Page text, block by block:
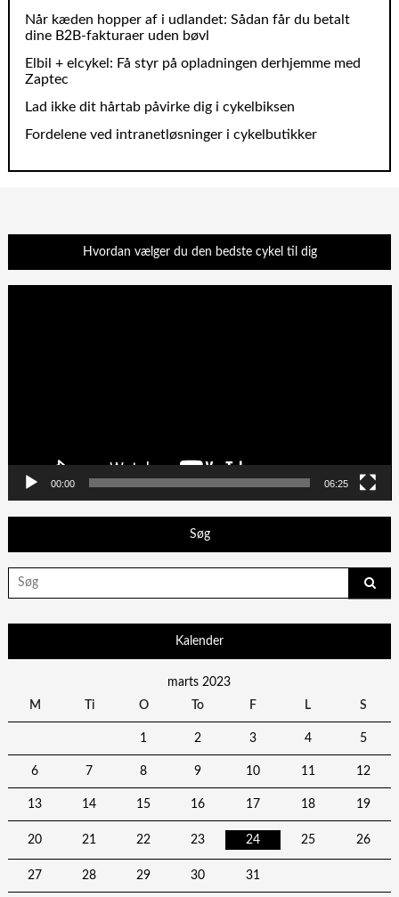
Når kæden hopper af i udlandet: Sådan får du betalt
dine B2B‑fakturaer uden bøvl
Elbil + elcykel: Få styr på opladningen derhjemme med
Zaptec
Lad ikke dit hårtab påvirke dig i cykelbiksen
Fordelene ved intranetløsninger i cykelbutikker
Hvordan vælger du den bedste cykel til dig
00:00 06:25
Søg
Search
for:
Kalender
marts 2023
M
Ti O To F L S
1 2 3 4 5
6 7 8 9 10 11 12
13 14 15 16 17 18 19
20 21 22 23 24 25 26
27 28 29 30 31